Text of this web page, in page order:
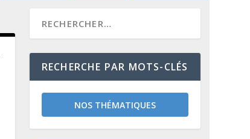
RECHERCHE PAR MOTS-CLÉS
NOS THÉMATIQUES